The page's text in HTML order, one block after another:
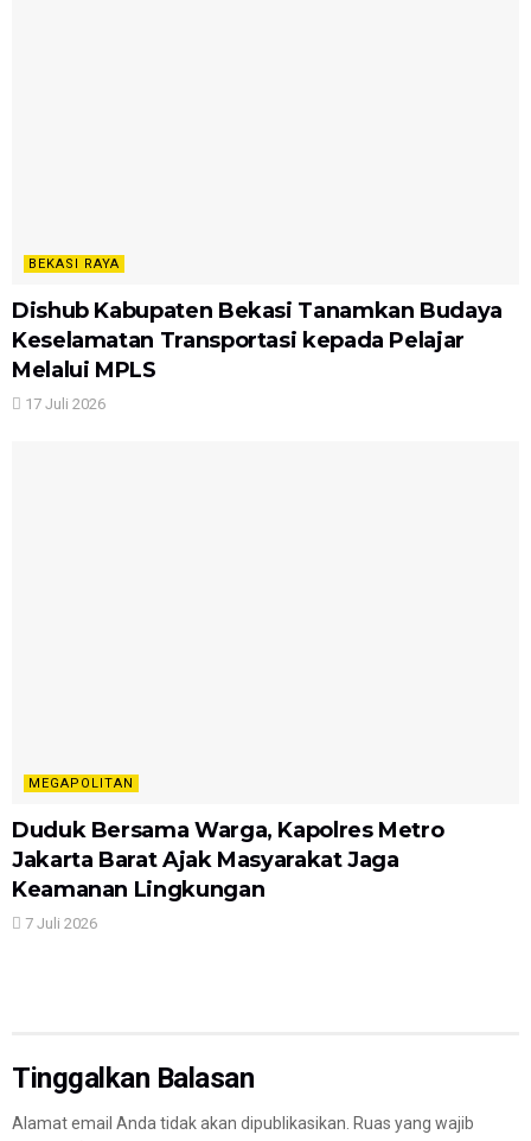
BEKASI RAYA
Dishub Kabupaten Bekasi Tanamkan Budaya
Keselamatan Transportasi kepada Pelajar
Melalui MPLS
17 Juli 2026
MEGAPOLITAN
Duduk Bersama Warga, Kapolres Metro
Jakarta Barat Ajak Masyarakat Jaga
Keamanan Lingkungan
7 Juli 2026
Tinggalkan Balasan
Alamat email Anda tidak akan dipublikasikan. Ruas yang wajib